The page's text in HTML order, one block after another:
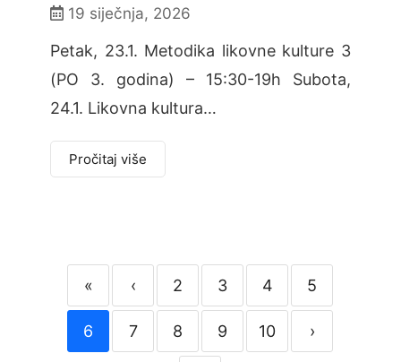
19 siječnja, 2026
Petak, 23.1. Metodika likovne kulture 3
(PO 3. godina) – 15:30-19h Subota,
24.1. Likovna kultura…
Pročitaj više
« ‹ 2 3 4 5
6 7 8 9 10 ›